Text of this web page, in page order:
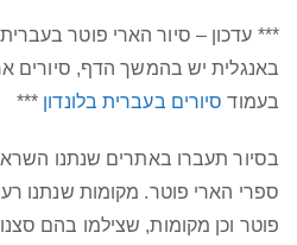
*** עדכון – סיור הארי פוטר
באנגלית יש בהמשך הדף, סיורים
בעמוד סיורים בעברית בלונדון ***
בסיור תעברו באתרים שנתנו
ספרי הארי פוטר. מקומות שנתנו
פוטר וכן מקומות, שצילמו בהם